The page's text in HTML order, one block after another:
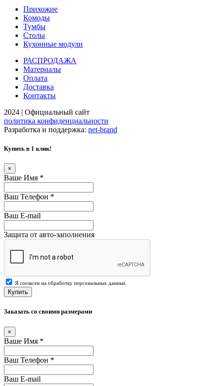
Прихожие
Комоды
Тумбы
Столы
Кухонные модули
РАСПРОДАЖА
Материалы
Оплата
Доставка
Контакты
2024 | Официальный сайт
политика конфиденциальности
Разработка и поддержка: net-brand
Купить в 1 клик!
×
Ваше Имя *
Ваш Телефон *
Ваш E-mail
Защита от авто-заполнения
Я согласен на обработку персональных данных
Купить
Заказать со своими размерами
×
Ваше Имя *
Ваш Телефон *
Ваш E-mail